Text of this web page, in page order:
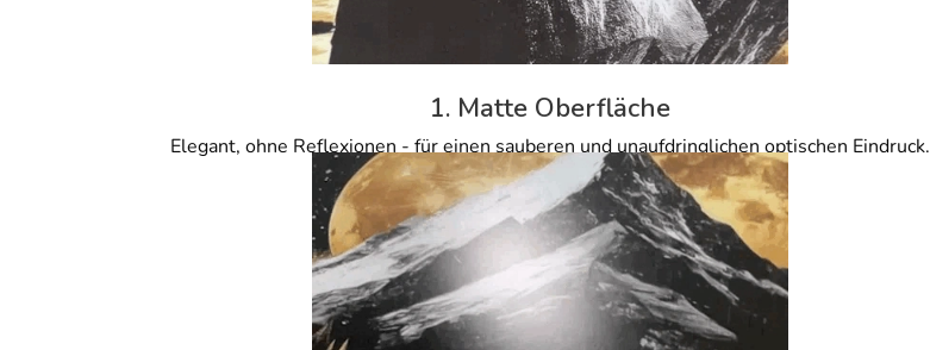
1. Matte Oberfläche
Elegant, ohne Reflexionen - für einen sauberen und unaufdringlichen optischen Eindruck.